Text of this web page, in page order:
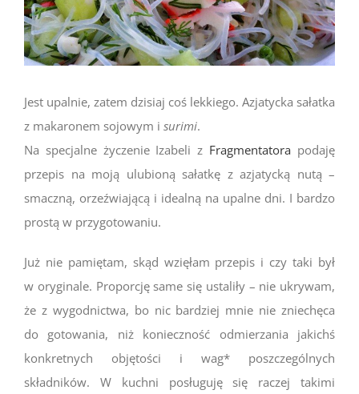
Jest upalnie, zatem dzisiaj coś lekkiego. Azjatycka sałatka
z makaronem sojowym i surimi.
Na specjalne życzenie Izabeli z Fragmentatora podaję
przepis na moją ulubioną sałatkę z azjatycką nutą –
smaczną, orzeźwiającą i idealną na upalne dni. I bardzo
prostą w przygotowaniu.
Już nie pamiętam, skąd wzięłam przepis i czy taki był
w oryginale. Proporcję same się ustaliły – nie ukrywam,
że z wygodnictwa, bo nic bardziej mnie nie zniechęca
do gotowania, niż konieczność odmierzania jakichś
konkretnych objętości i wag* poszczególnych
składników. W kuchni posługuję się raczej takimi